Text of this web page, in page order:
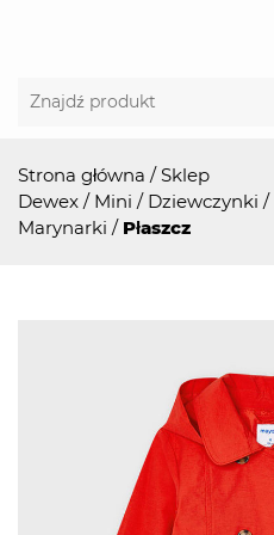
Strona główna /Sklep
Dewex / Mini / Dziewczynki /
Marynarki / Płaszcz